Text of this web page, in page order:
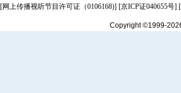
[网上传播视听节目许可证（0106168)] [京ICP证040655号]
Copyright ©1999-